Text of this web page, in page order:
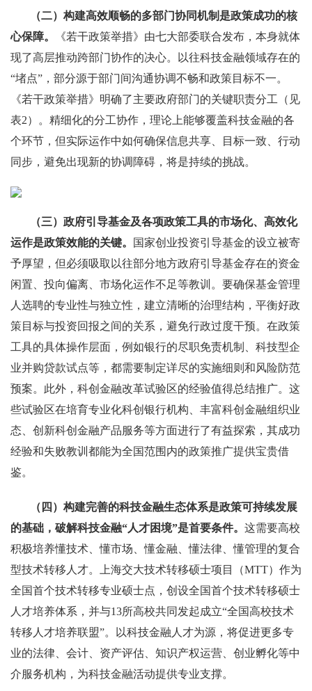
（二）构建高效顺畅的多部门协同机制是政策成功的核
心保障。
《若干政策举措》由七大部委联合发布，本身就体
现了高层推动跨部门协作的决心。以往科技金融领域存在的
“堵点”，部分源于部门间沟通协调不畅和政策目标不一。
《若干政策举措》明确了主要政府部门的关键职责分工（见
表2）。精细化的分工协作，理论上能够覆盖科技金融的各
个环节，但实际运作中如何确保信息共享、目标一致、行动
同步，避免出现新的协调障碍，将是持续的挑战。
（三）政府引导基金及各项政策工具的市场化、高效化
运作是政策效能的关键。
国家创业投资引导基金的设立被寄
予厚望，但必须吸取以往部分地方政府引导基金存在的资金
闲置、投向偏离、市场化运作不足等教训。要确保基金管理
人选聘的专业性与独立性，建立清晰的治理结构，平衡好政
策目标与投资回报之间的关系，避免行政过度干预。在政策
工具的具体操作层面，例如银行的尽职免责机制、科技型企
业并购贷款试点等，都需要制定详尽的实施细则和风险防范
预案。此外，科创金融改革试验区的经验值得总结推广。这
些试验区在培育专业化科创银行机构、丰富科创金融组织业
态、创新科创金融产品服务等方面进行了有益探索，其成功
经验和失败教训都能为全国范围内的政策推广提供宝贵借
鉴。
（四）构建完善的科技金融生态体系是政策可持续发展
的基础，破解科技金融“人才困境”是首要条件。 这需要高校
积极培养懂技术、懂市场、懂金融、懂法律、懂管理的复合
型技术转移人才。上海交大技术转移硕士项目（MTT）作为
全国首个技术转移专业硕士点，创设全国首个技术转移硕士
人才培养体系，并与13所高校共同发起成立“全国高校技术
转移人才培养联盟”。以科技金融人才为源，将促进更多专
业的法律、会计、资产评估、知识产权运营、创业孵化等中
介服务机构，为科技金融活动提供专业支撑。